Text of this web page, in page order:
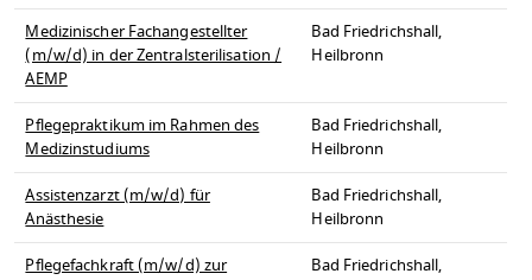
Medizinischer Fachangestellter
(m/w/d) in der Zentralsterilisation /
AEMP
Bad Friedrichshall,
Heilbronn
Pflegepraktikum im Rahmen des
Medizinstudiums
Bad Friedrichshall,
Heilbronn
Assistenzarzt (m/w/d) für
Anästhesie
Bad Friedrichshall,
Heilbronn
Pflegefachkraft (m/w/d) zur
Bad Friedrichshall,